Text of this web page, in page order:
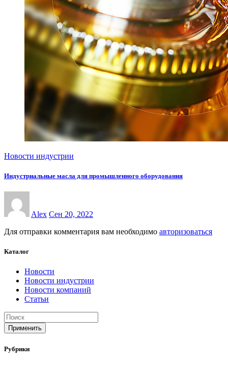
Новости индустрии
Индустриальные масла для промышленного оборудования
Alex Сен 20, 2022
Для отправки комментария вам необходимо авторизоваться
Каталог
Новости
Новости индустрии
Новости компаний
Статьи
Применить
Рубрики